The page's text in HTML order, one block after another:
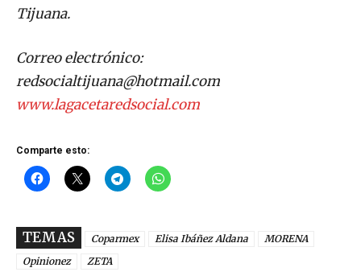
Tijuana.
Correo electrónico:
redsocialtijuana@hotmail.com
www.lagacetaredsocial.com
Comparte esto:
TEMAS Coparmex Elisa Ibáñez Aldana
MORENA
Opinionez
ZETA